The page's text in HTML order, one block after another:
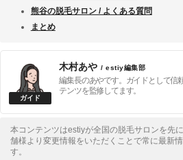
熊谷の脱毛サロン / よくある質問
まとめ
木村あや / estiy編集部
編集長のあやです。ガイドとして信
テンツを監修してます。
本コンテンツはestiyが全国の脱毛サロンを先
舗様より変更情報をいただくことで常に最新
す。